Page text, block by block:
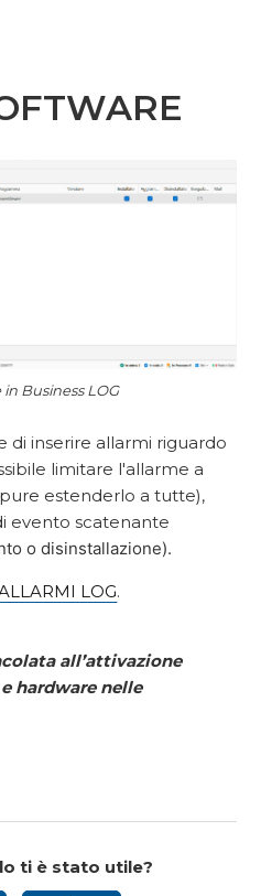
Business LOG
di inserire allarmi riguardo
limitare l'allarme a
estenderlo a tutte),
evento scatenante
o disinstallazione).
LOG.
all’attivazione
hardware nelle
ti è stato utile?